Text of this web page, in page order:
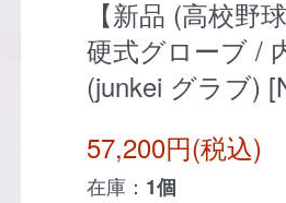
【新品 (高校野
硬式グローブ /
(junkei グラブ)
57,200円(税込)
在庫： 1個